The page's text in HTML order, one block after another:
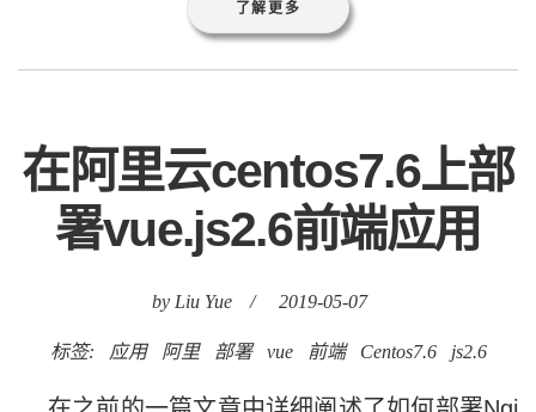
了解更多
在阿里云centos7.6上部
署vue.js2.6前端应用
by Liu Yue / 2019-05-07
标签: 应用 阿里 部署 vue 前端 Centos7.6 js2.6